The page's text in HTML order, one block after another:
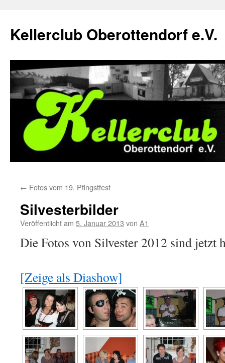
springen
Kellerclub Oberottendorf e.V.
← Fotos vom 19. Pfingstfest
Silvesterbilder
Veröffentlicht am 5. Januar 2013 von A1
Die Fotos von Silvester 2012 sind jetzt
[Zeige als Diashow]